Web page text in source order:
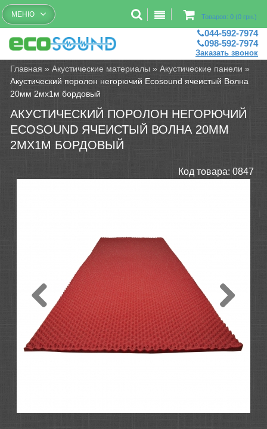
Бесплатный рассчет помещений
Товаров: 0 (0 грн.)
МЕНЮ
044-592-7974
098-592-7974
Заказать звонок
Главная »Акустические материалы »Акустические панели »
Акустический поролон негорючий Ecosound ячеистый Волна
20мм 2мх1м бордовый
АКУСТИЧЕСКИЙ ПОРОЛОН НЕГОРЮЧИЙ
ECOSOUND ЯЧЕИСТЫЙ ВОЛНА 20ММ
2МХ1М БОРДОВЫЙ
Код товара: 0847